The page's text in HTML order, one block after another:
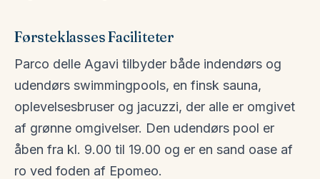
Førsteklasses Faciliteter
Parco delle Agavi tilbyder både indendørs og
udendørs swimmingpools, en finsk sauna,
oplevelsesbruser og jacuzzi, der alle er omgivet
af grønne omgivelser. Den udendørs pool er
åben fra kl. 9.00 til 19.00 og er en sand oase af
ro ved foden af Epomeo.